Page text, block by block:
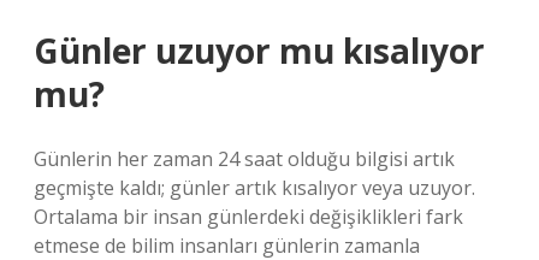
Günler uzuyor mu kısalıyor
mu?
Günlerin her zaman 24 saat olduğu bilgisi artık
geçmişte kaldı; günler artık kısalıyor veya uzuyor.
Ortalama bir insan günlerdeki değişiklikleri fark
etmese de bilim insanları günlerin zamanla